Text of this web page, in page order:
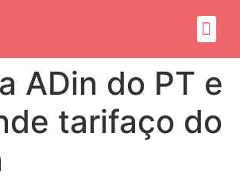
ADin do PT e
tarifaço do